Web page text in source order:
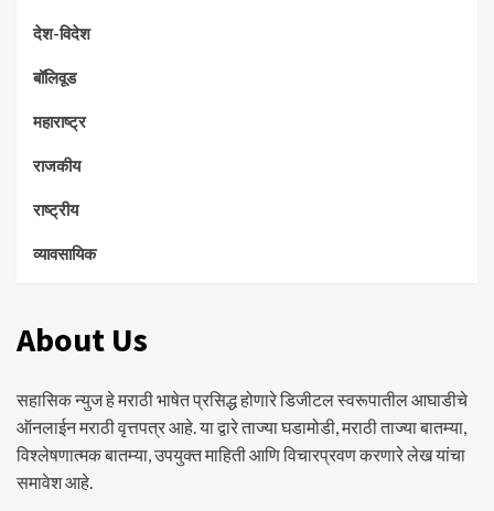
देश-विदेश
बॉलिवूड
महाराष्ट्र
राजकीय
राष्ट्रीय
व्यावसायिक
About Us
सहासिक न्युज हे मराठी भाषेत प्रसिद्ध होणारे डिजीटल स्वरूपातील आघाडीचे
ऑनलाईन मराठी वृत्तपत्र आहे. या द्वारे ताज्या घडामोडी, मराठी ताज्या बातम्या,
विश्लेषणात्मक बातम्या, उपयुक्त माहिती आणि विचारप्रवण करणारे लेख यांचा
समावेश आहे.